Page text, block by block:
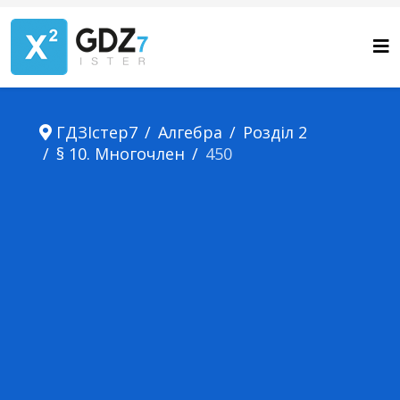
ГДЗІстер7 Алгебра
Розділ 2
§ 10. Многочлен
450